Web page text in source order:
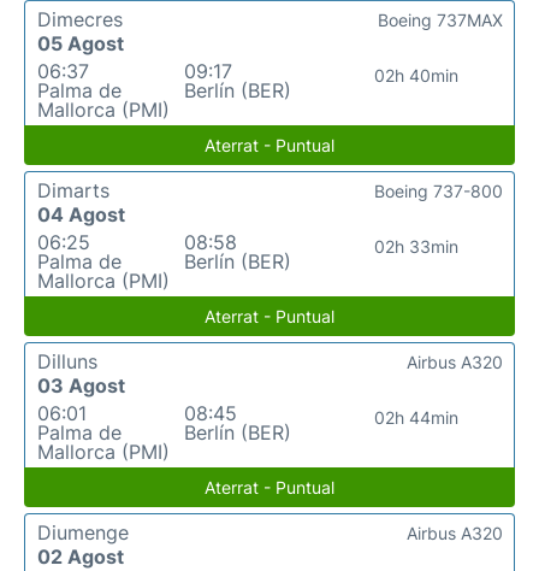
Dimecres
05 Agost
06:37
Palma de
Mallorca (PMI)
09:17
Berlín (BER)
02h 40min
Boeing 737MAX
Aterrat - Puntual
Dimarts
04 Agost
06:25
Palma de
Mallorca (PMI)
08:58
Berlín (BER)
02h 33min
Boeing 737-800
Aterrat - Puntual
Dilluns
03 Agost
06:01
Palma de
Mallorca (PMI)
08:45
Berlín (BER)
02h 44min
Airbus A320
Aterrat - Puntual
Diumenge
02 Agost
Airbus A320